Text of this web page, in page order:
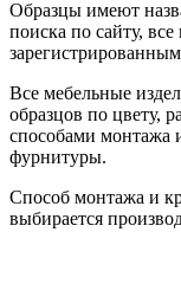
Образцы имеют
поиска по сайту,
Все мебельные
образцов по цвету,
способами монтажа
фурнитуры.
Способ монтажа и
выбирается